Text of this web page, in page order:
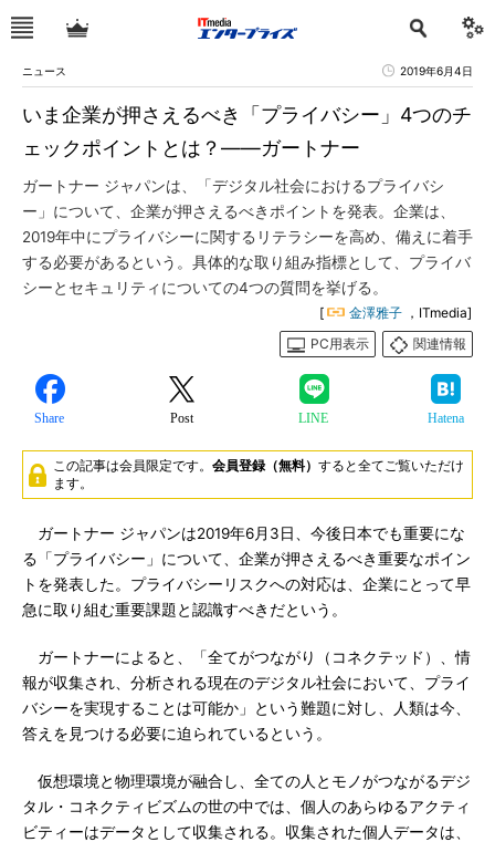
ニュース 2019年6月4日
いま企業が押さえるべき「プライバシー」4つのチ
ェックポイントとは？――ガートナー
ガートナー ジャパンは、「デジタル社会におけるプライバシ
ー」について、企業が押さえるべきポイントを発表。企業は、
2019年中にプライバシーに関するリテラシーを高め、備えに着手
する必要があるという。具体的な取り組み指標として、プライバ
シーとセキュリティについての4つの質問を挙げる。
[ 金澤雅子 ，ITmedia]
PC用表示
関連情報
Share Post LINE Hatena
この記事は会員限定です。 会員登録（無料） すると全てご覧いただけ
ます。
ガートナー ジャパンは2019年6月3日、今後日本でも重要にな
る「プライバシー」について、企業が押さえるべき重要なポイン
トを発表した。プライバシーリスクへの対応は、企業にとって早
急に取り組む重要課題と認識すべきだという。
ガートナーによると、「全てがつながり（コネクテッド）、情
報が収集され、分析される現在のデジタル社会において、プライ
バシーを実現することは可能か」という難題に対し、人類は今、
答えを見つける必要に迫られているという。
仮想環境と物理環境が融合し、全ての人とモノがつながるデジ
タル・コネクティビズムの世の中では、個人のあらゆるアクティ
ビティーはデータとして収集される。収集された個人データは、